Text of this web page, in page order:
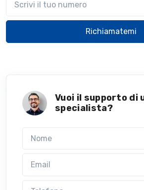
Richiamatemi
Vuoi il supporto di
specialista?